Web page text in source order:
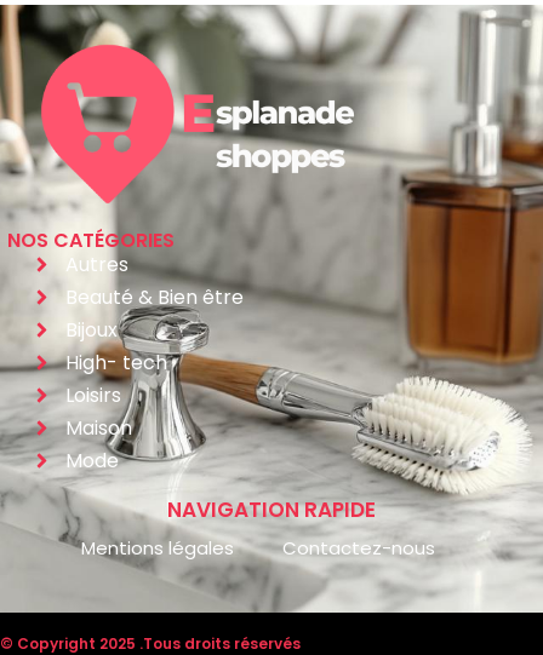
NOS CATÉGORIES
Autres
Beauté & Bien être
Bijoux
High- tech
Loisirs
Maison
Mode
NAVIGATION RAPIDE
Mentions légales Contactez-nous
© Copyright 2025 .Tous droits réservés